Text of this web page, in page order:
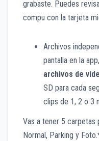
grabaste. Puedes
compu con la tarjeta
Archivos
pantalla en la
archivos de
SD para cada
clips de 1, 2 o 3
Vas a tener 5 carpetas
Normal, Parking y